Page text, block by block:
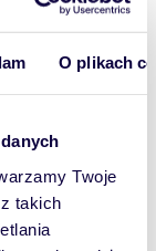
O plikach
Twoje
takich
– poczuj